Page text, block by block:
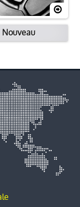
Nouveau